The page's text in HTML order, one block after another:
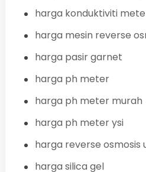
harga konduktiviti
harga mesin reverse
harga pasir garnet
harga ph meter
harga ph meter murah
harga ph meter ysi
harga reverse osmosis
harga silica gel